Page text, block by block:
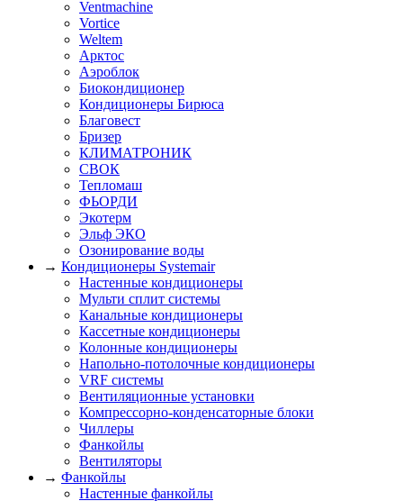
Ventmachine
Vortice
Weltem
Арктос
Аэроблок
Биокондиционер
Кондиционеры Бирюса
Благовест
Бризер
КЛИМАТРОНИК
СВОК
Тепломаш
ФЬОРДИ
Экотерм
Эльф ЭКО
Озонирование воды
→ Кондиционеры Systemair
Настенные кондиционеры
Мульти сплит системы
Канальные кондиционеры
Кассетные кондиционеры
Колонные кондиционеры
Напольно-потолочные кондиционеры
VRF системы
Вентиляционные установки
Компрессорно-конденсаторные блоки
Чиллеры
Фанкойлы
Вентиляторы
→ Фанкойлы
Настенные фанкойлы